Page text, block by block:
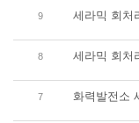
9 세라믹 회처
8 세라믹 회처
7 화력발전소